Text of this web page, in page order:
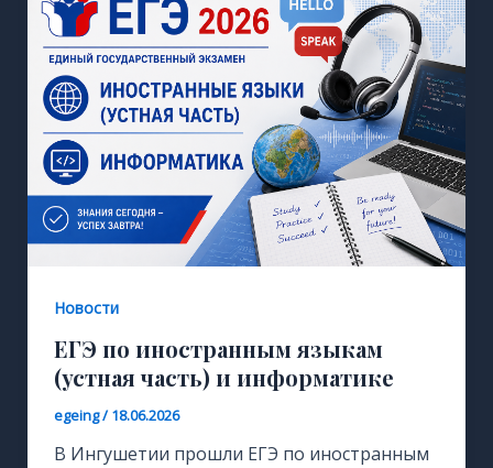
Новости
ЕГЭ по иностранным языкам
(устная часть) и информатике
egeing/18.06.2026
В Ингушетии прошли ЕГЭ по иностранным